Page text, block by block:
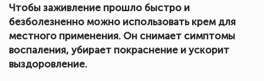
Чтобы заживление прошло быстро и
безболезненно можно использовать крем для
местного применения. Он снимает симптомы
воспаления, убирает покраснение и ускорит
выздоровление.